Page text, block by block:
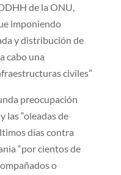
de la ONU,
imponiendo
y distribución de
cabo una
civiles”
preocupación
las “oleadas de
días contra
“por cientos de
o